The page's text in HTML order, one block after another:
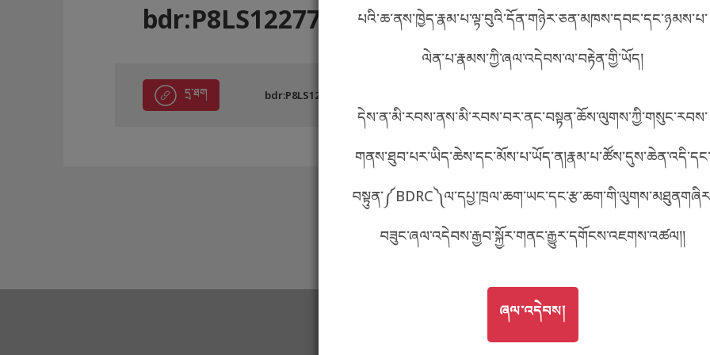
བོད་ཡིག
English
ភាសាខ្មែរ
པའི་ཆ་ནས་ཁྱེད་རྣམ་པ་ལྟ་བུའི་དོན་གཉེར་ཅན་མཁས་དབང་དང་ཉམས་པ་
ལེན་པ་རྣམས་ཀྱི་ཞལ་འདེབས་ལ་བརྟེན་གྱི་ཡོད།
དེས་ན་མི་རབས་ནས་མི་རབས་བར་ནང་བསྟན་ཆོས་ལུགས་ཀྱི་གསུང་རབས་
གནས་ཐུབ་པར་ཡིད་ཆེས་དང་མོས་པ་ཡོད་ན།རྣམ་པ་ཚོས་དུས་ཆེན་འདི་དང་
བཟུང་ཞལ་འདེབས་རྒྱབ་སྐྱོར་གནང་རྒྱུར་དགོངས་འཇགས་འཚལ།།
GO TOཞལ་འདེབས།
ཞལ་འདེབས།
bdr:P8LS12277
དྲ་ཐག bdr:P8LS12277